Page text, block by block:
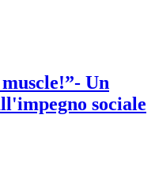
Un
sociale